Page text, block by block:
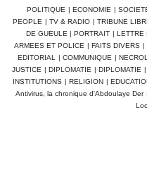
POLITIQUE | ECONOMIE |
PEOPLE | TV & RADIO | TRIBUNE
DE GUEULE | PORTRAIT | LETTRE
ARMEES ET POLICE | FAITS DIVERS |
EDITORIAL | COMMUNIQUE |
JUSTICE | DIPLOMATIE | DIPLOMATIE |
INSTITUTIONS | RELIGION |
Antivirus, la chronique d'Abdoulaye Der |